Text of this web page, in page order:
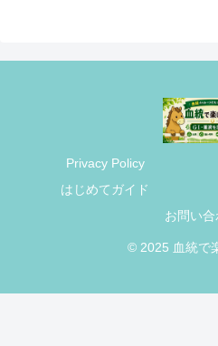
Privacy Policy
はじめてガイド
お問い
© 2025 血統で